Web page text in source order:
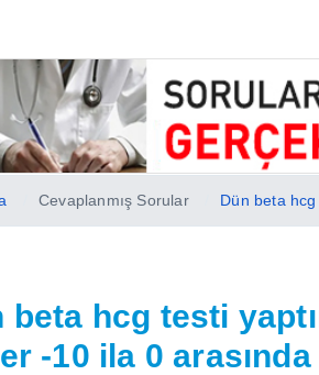
Cevaplanmış Sorular Dün beta
beta hcg testi
-10 ila 0